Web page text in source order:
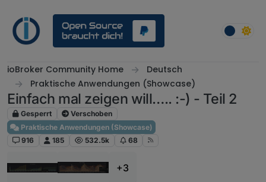
ioBroker Community Home
Deutsch
Praktische Anwendungen (Showcase)
Einfach mal zeigen will….. :-) - Teil 2
Gesperrt
Verschoben
Praktische Anwendungen (Showcase)
916
185 532.5k 68
+3